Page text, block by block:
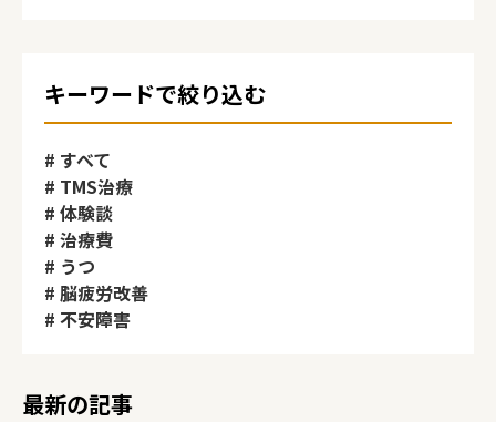
キーワードで絞り込む
すべて
TMS治療
体験談
治療費
うつ
脳疲労改善
不安障害
最新の記事